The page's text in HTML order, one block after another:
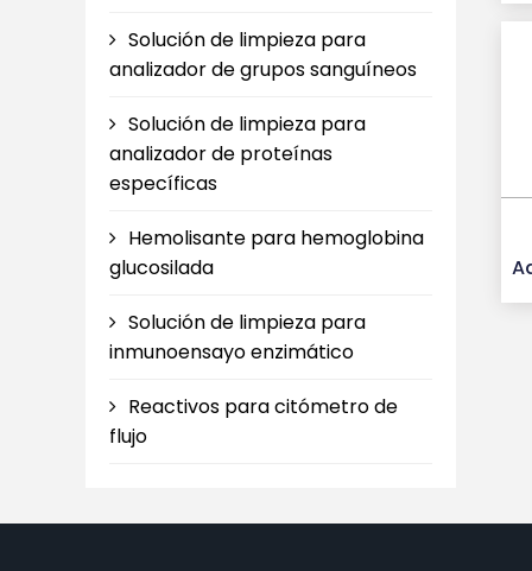
Solución de limpieza para
analizador de grupos sanguíneos
Solución de limpieza para
analizador de proteínas
específicas
Hemolisante para hemoglobina
glucosilada
Solución de limpieza para
inmunoensayo enzimático
Reactivos para citómetro de
flujo